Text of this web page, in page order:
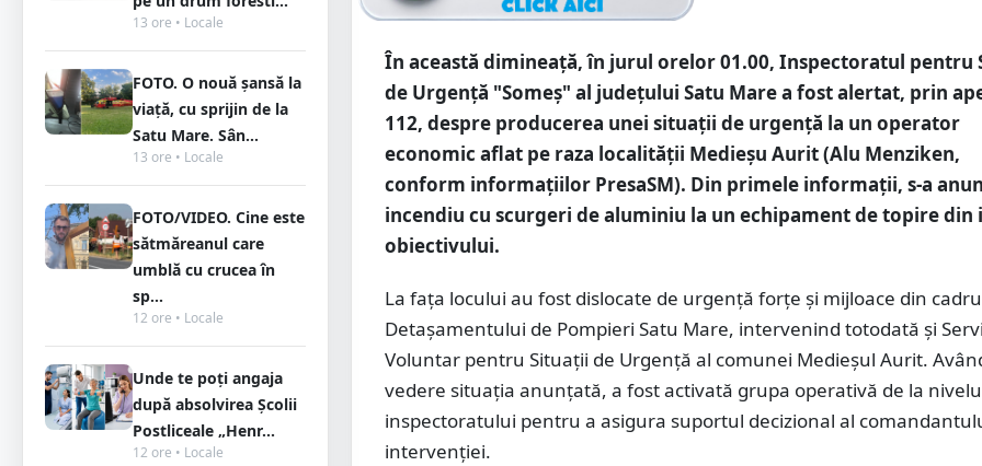
13 ore • Locale
FOTO. O nouă șansă la
viață, cu sprijin de la
Satu Mare. Sân...
13 ore • Locale
FOTO/VIDEO. Cine este
sătmăreanul care
umblă cu crucea în
sp...
12 ore • Locale
Unde te poți angaja
după absolvirea Școlii
Postliceale „Henr...
12 ore • Locale
În această dimineață, în jurul orelor 01.00, Inspectoratul pentru
de Urgenţă "Someș" al judeţului Satu Mare a fost alertat, prin
112, despre producerea unei situații de urgență la un operator
economic aflat pe raza localității Medieșu Aurit (Alu Menziken,
conform informațiilor PresaSM). Din primele informații, s-a
incendiu cu scurgeri de aluminiu la un echipament de topire din
obiectivului.
La fața locului au fost dislocate de urgență forțe și mijloace din
Detașamentului de Pompieri Satu Mare, intervenind totodată și
Voluntar pentru Situații de Urgenţă al comunei Medieșul Aurit.
vedere situația anunțată, a fost activată grupa operativă de la
inspectoratului pentru a asigura suportul decizional al
intervenției.